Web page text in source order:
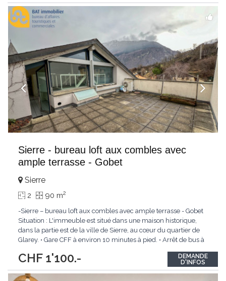
Sierre - bureau loft aux combles avec
ample terrasse - Gobet
CHF 1'100.-
Sierre
2 90 m2
-Sierre – bureau loft aux combles avec ample terrasse - Gobet
Situation : L'immeuble est situé dans une maison historique,
dans la partie est de la ville de Sierre, au cœur du quartier de
Glarey. • Gare CFF à environ 10 minutes à pied. • Arrêt de bus à
commercial :...
DEMANDE
D'INFOS